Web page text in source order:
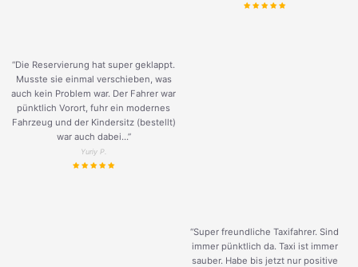
“Die Reservierung hat super geklappt.
Musste sie einmal verschieben, was
auch kein Problem war. Der Fahrer war
pünktlich Vorort, fuhr ein modernes
Fahrzeug und der Kindersitz (bestellt)
war auch dabei...”
Yuriy P.
“Super freundliche Taxifahrer. Sind
immer pünktlich da. Taxi ist immer
sauber. Habe bis jetzt nur positive